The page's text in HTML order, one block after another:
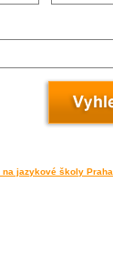
jazykové školy Praha